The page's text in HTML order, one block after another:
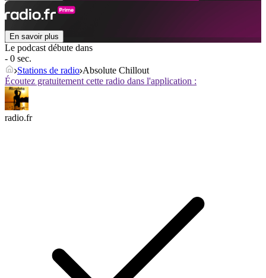
En savoir plus
Le podcast débute dans
- 0 sec.
Stations de radio Absolute Chillout
Écoutez gratuitement cette radio dans l'application :
radio.fr